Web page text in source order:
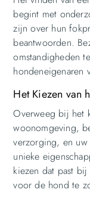
begint met
zijn over hun
beantwoorden.
omstandigheden
hondeneigenaren
Het Kiezen van
Overweeg bij het
woonomgeving,
verzorging, en
unieke
kiezen dat past
voor de hond te